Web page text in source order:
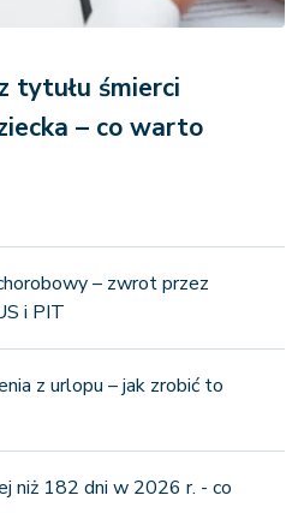
tytułu śmierci
– co warto
– zwrot przez
i PIT
z urlopu – jak zrobić to
niż 182 dni w 2026 r. - co